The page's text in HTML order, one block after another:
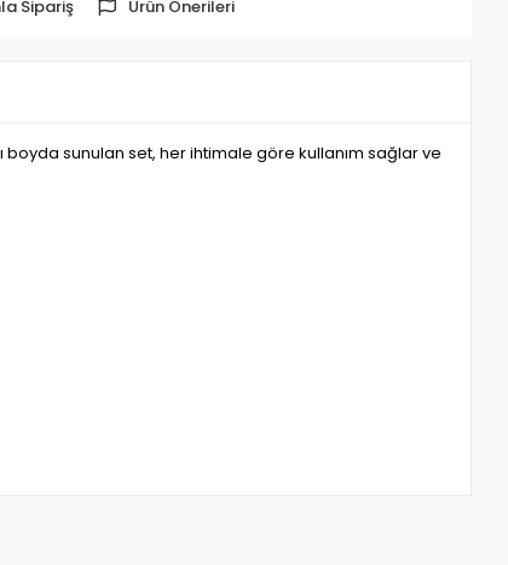
Sipariş Ürün Önerileri
boyda sunulan set, her ihtimale göre kullanım sağlar ve